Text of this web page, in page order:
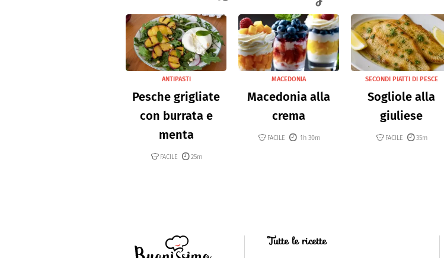
ANTIPASTI
Pesche grigliate
con burrata e
menta
FACILE 25m
MACEDONIA
Macedonia alla
crema
FACILE 1h 30m
SECONDI PIATTI DI PESCE
Sogliole alla
giuliese
FACILE 35m
Tutte le ricette